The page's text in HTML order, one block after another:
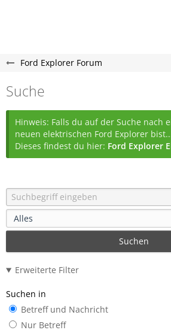
Ford Explorer Forum
Suche
Hinweis: Falls du auf der Suche nach
neuen elektrischen Ford Explorer
Dieses findest du hier: Ford Explorer
Suchen
Erweiterte Filter
Suchen in
Betreff und Nachricht
Nur Betreff